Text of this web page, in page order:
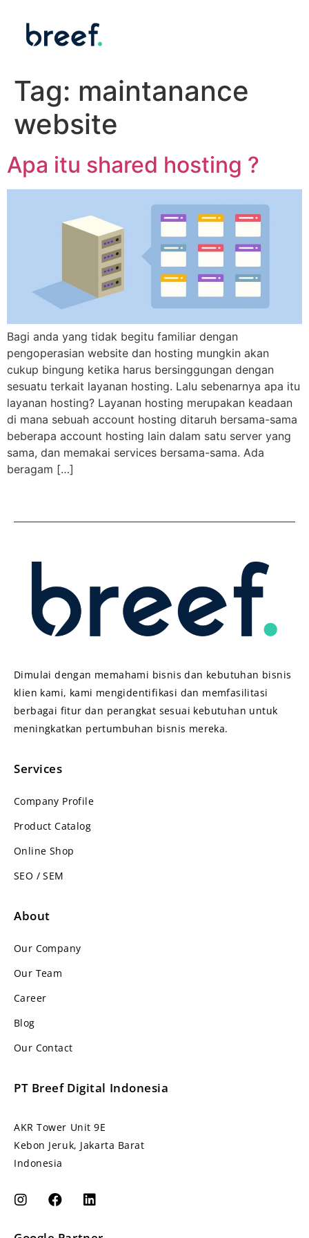
Tag: maintanance
website
Apa itu shared hosting ?
Bagi anda yang tidak begitu familiar dengan
pengoperasian website dan hosting mungkin akan
cukup bingung ketika harus bersinggungan dengan
sesuatu terkait layanan hosting. Lalu sebenarnya apa itu
layanan hosting? Layanan hosting merupakan keadaan
di mana sebuah account hosting ditaruh bersama-sama
beberapa account hosting lain dalam satu server yang
sama, dan memakai services bersama-sama. Ada
beragam […]
Dimulai dengan memahami bisnis dan kebutuhan bisnis
klien kami, kami mengidentifikasi dan memfasilitasi
berbagai fitur dan perangkat sesuai kebutuhan untuk
meningkatkan pertumbuhan bisnis mereka.
Services
Company Profile
Product Catalog
Online Shop
SEO / SEM
About
Our Company
Our Team
Career
Blog
Our Contact
PT Breef Digital Indonesia
AKR Tower Unit 9E
Kebon Jeruk, Jakarta Barat
Indonesia